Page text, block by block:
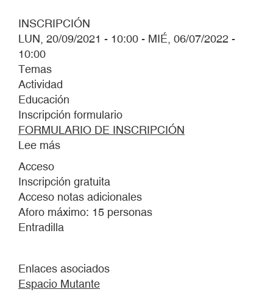
INSCRIPCIÓN
LUN, 20/09/2021 - 10:00 - MIÉ, 06/07/2022 -
10:00
Temas
Actividad
Educación
Inscripción formulario
FORMULARIO DE INSCRIPCIÓN
Lee más
sin
nombre.
Forma
tribu.
Acceso
Inscripción gratuita
Acceso notas adicionales
Aforo máximo: 15 personas
Entradilla
Enlaces asociados
Espacio Mutante